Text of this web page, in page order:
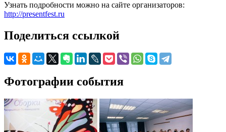
Узнать подробности можно на сайте организаторов:
http://presentfest.ru
Поделиться ссылкой
Фотографии события